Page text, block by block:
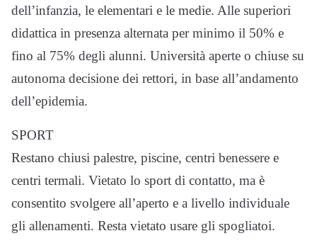
dell’infanzia, le elementari e le medie. Alle superiori
didattica in presenza alternata per minimo il 50% e
fino al 75% degli alunni. Università aperte o chiuse su
autonoma decisione dei rettori, in base all’andamento
dell’epidemia.
SPORT
Restano chiusi palestre, piscine, centri benessere e
centri termali. Vietato lo sport di contatto, ma è
consentito svolgere all’aperto e a livello individuale
gli allenamenti. Resta vietato usare gli spogliatoi.